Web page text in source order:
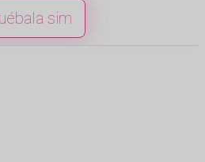
sim